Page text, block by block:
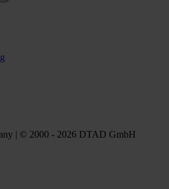
| © 2000 - 2026 DTAD GmbH